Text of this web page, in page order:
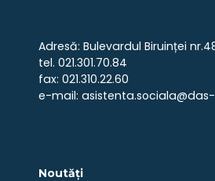
Adresă: Bulevardul Biruinței
tel. 021.301.70.84
fax: 021.310.22.60
e-mail:
Noutăți